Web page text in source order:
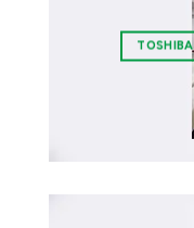
TOSHIBA